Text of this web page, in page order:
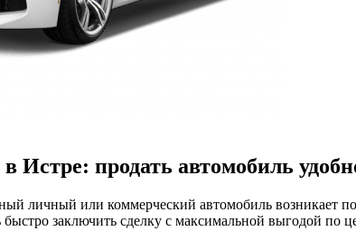
Истре: продать автомобиль
личный или коммерческий автомобиль возникает
заключить сделку с максимальной выгодой по